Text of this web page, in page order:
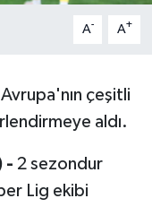
A- A+
çeşitli
aldı.
- 2 sezondur
Lig ekibi